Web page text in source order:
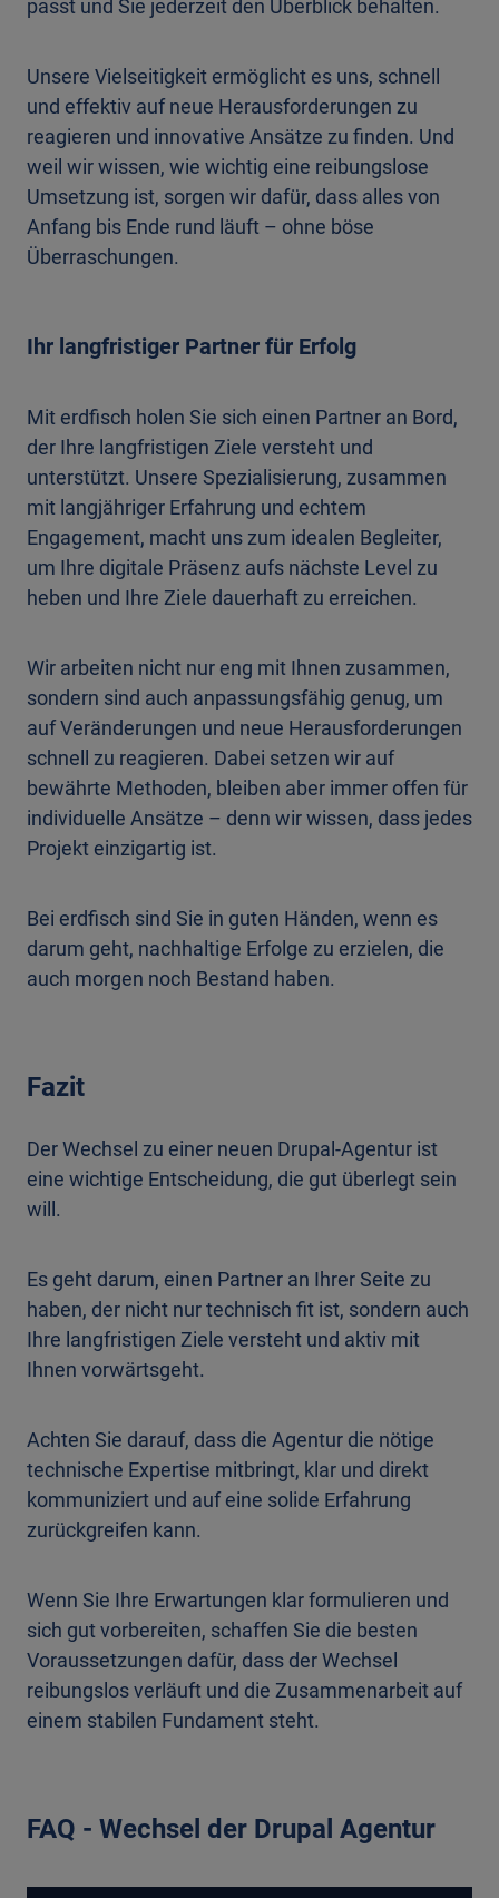
passt und Sie jederzeit den Überblick behalten.
Unsere Vielseitigkeit ermöglicht es uns, schnell
und effektiv auf neue Herausforderungen zu
reagieren und innovative Ansätze zu finden. Und
weil wir wissen, wie wichtig eine reibungslose
Umsetzung ist, sorgen wir dafür, dass alles von
Anfang bis Ende rund läuft – ohne böse
Überraschungen.
Ihr langfristiger Partner für Erfolg
Mit erdfisch holen Sie sich einen Partner an Bord,
der Ihre langfristigen Ziele versteht und
unterstützt. Unsere Spezialisierung, zusammen
mit langjähriger Erfahrung und echtem
Engagement, macht uns zum idealen Begleiter,
um Ihre digitale Präsenz aufs nächste Level zu
heben und Ihre Ziele dauerhaft zu erreichen.
Wir arbeiten nicht nur eng mit Ihnen zusammen,
sondern sind auch anpassungsfähig genug, um
auf Veränderungen und neue Herausforderungen
schnell zu reagieren. Dabei setzen wir auf
bewährte Methoden, bleiben aber immer offen für
individuelle Ansätze – denn wir wissen, dass jedes
Projekt einzigartig ist.
Bei erdfisch sind Sie in guten Händen, wenn es
darum geht, nachhaltige Erfolge zu erzielen, die
auch morgen noch Bestand haben.
Fazit
Der Wechsel zu einer neuen Drupal-Agentur ist
eine wichtige Entscheidung, die gut überlegt sein
will.
Es geht darum, einen Partner an Ihrer Seite zu
haben, der nicht nur technisch fit ist, sondern auch
Ihre langfristigen Ziele versteht und aktiv mit
Ihnen vorwärtsgeht.
Achten Sie darauf, dass die Agentur die nötige
technische Expertise mitbringt, klar und direkt
kommuniziert und auf eine solide Erfahrung
zurückgreifen kann.
Wenn Sie Ihre Erwartungen klar formulieren und
sich gut vorbereiten, schaffen Sie die besten
Voraussetzungen dafür, dass der Wechsel
reibungslos verläuft und die Zusammenarbeit auf
einem stabilen Fundament steht.
FAQ - Wechsel der Drupal Agentur